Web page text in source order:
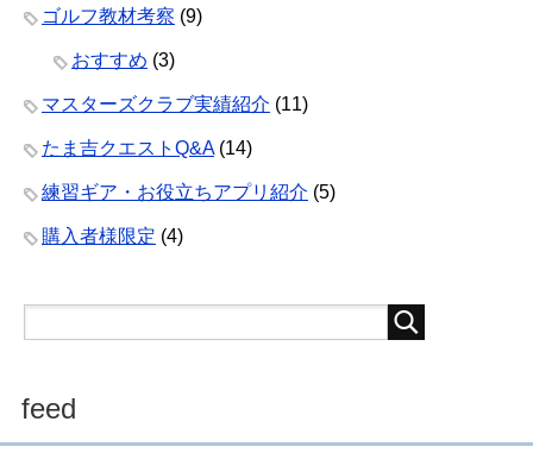
ゴルフ教材考察 (9)
おすすめ (3)
マスターズクラブ実績紹介 (11)
たま吉クエストQ&A(14)
練習ギア・お役立ちアプリ紹介 (5)
購入者様限定 (4)
feed